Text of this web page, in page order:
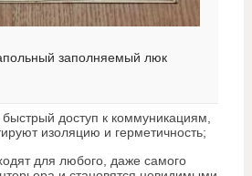
заполняемый люк
доступ к коммуникациям,
изоляцию и герметичность;
для любого, даже самого